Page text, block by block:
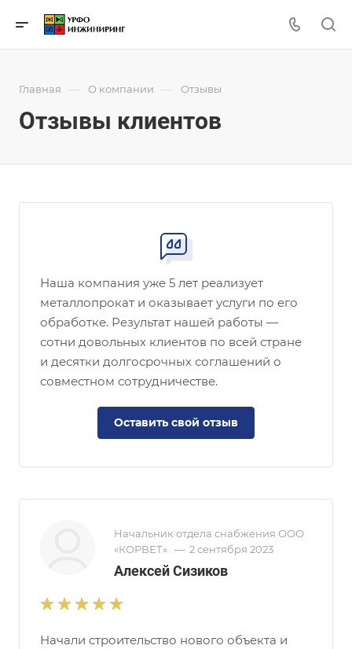
Главная — О компании — Отзывы
Отзывы клиентов
Наша компания уже 5 лет реализует
металлопрокат и оказывает услуги по его
обработке. Результат нашей работы —
сотни довольных клиентов по всей стране
и десятки долгосрочных соглашений о
совместном сотрудничестве.
Оставить свой отзыв
Начальник отдела снабжения ООО
«КОРВЕТ» — 2 сентября 2023
Алексей Сизиков
Начали строительство нового объекта и